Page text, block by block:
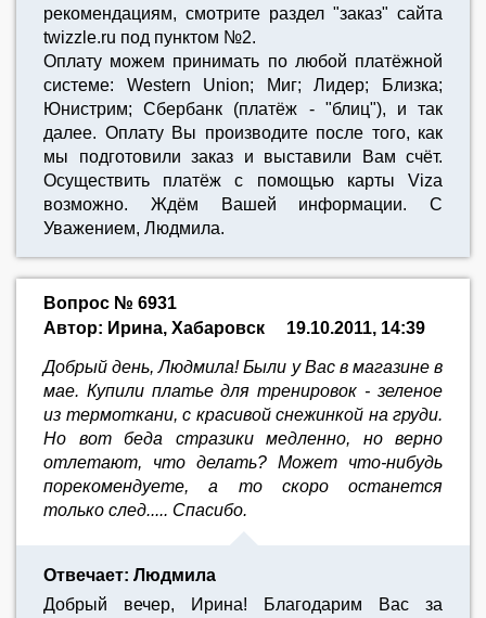
рекомендациям, смотрите раздел "заказ" сайта
twizzle.ru под пунктом №2.
Оплату можем принимать по любой платёжной
системе: Western Union; Миг; Лидер; Близка;
Юнистрим; Сбербанк (платёж - "блиц"), и так
далее. Оплату Вы производите после того, как
мы подготовили заказ и выставили Вам счёт.
Осуществить платёж с помощью карты Viza
возможно. Ждём Вашей информации. С
Уважением, Людмила.
Вопрос № 6931
Автор: Ирина, Хабаровск
19.10.2011, 14:39
Добрый день, Людмила! Были у Вас в магазине в
мае. Купили платье для тренировок - зеленое
из термоткани, с красивой снежинкой на груди.
Но вот беда стразики медленно, но верно
отлетают, что делать? Может что-нибудь
порекомендуете, а то скоро останется
только след..... Спасибо.
Отвечает: Людмила
Добрый вечер, Ирина! Благодарим Вас за